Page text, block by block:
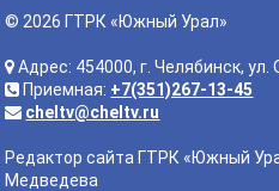
© 2026 ГТРК «Южный Урал»
Адрес: 454000, г. Челябинск,
Приемная: +7(351)267-13-45
cheltv@cheltv.ru
Редактор сайта ГТРК «Южный
Медведева